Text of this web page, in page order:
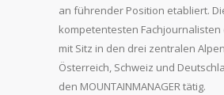
an führender Position etabliert.
kompetentesten Fachjournalisten
mit Sitz in den drei zentralen
Österreich, Schweiz und
den MOUNTAINMANAGER tätig.